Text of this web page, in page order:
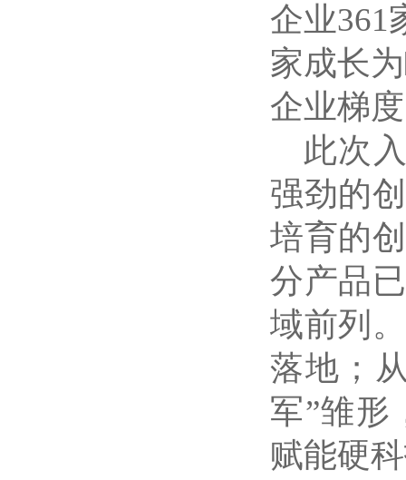
企业361
家成长
企业梯
此次
强劲的
培育的
分产品
域前列
落地；
军”雏形
赋能硬